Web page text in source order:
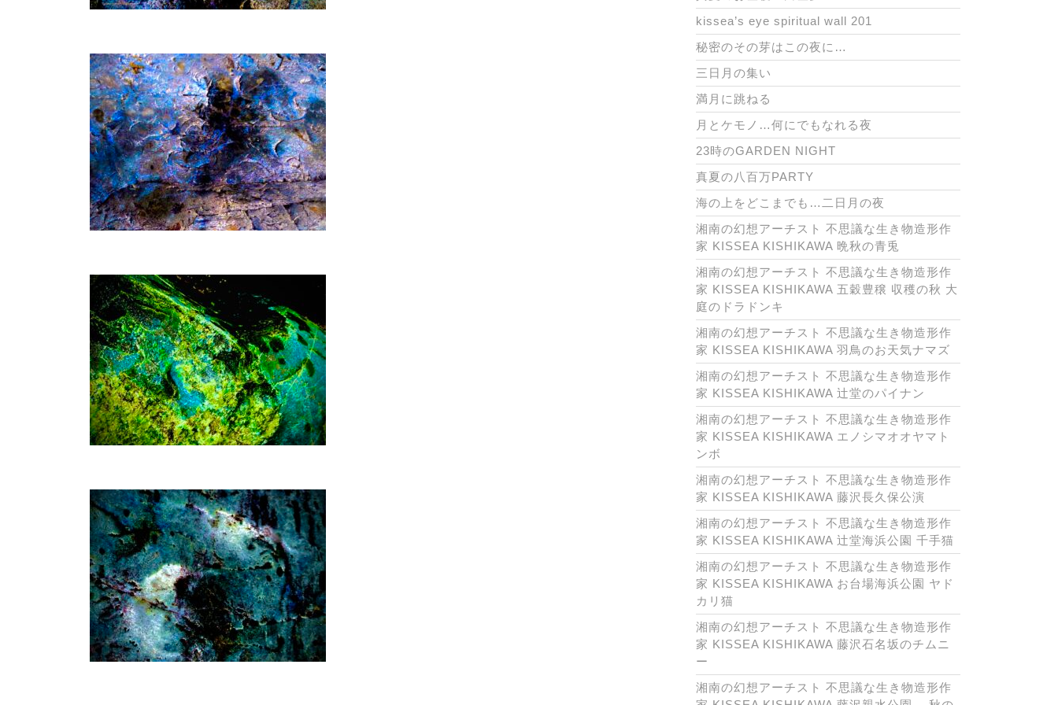
kissea’s eye spiritual wall 201
秘密のその芽はこの夜に…
三日月の集い
満月に跳ねる
月とケモノ…何にでもなれる夜
23時のGARDEN NIGHT
真夏の八百万PARTY
海の上をどこまでも…二日月の夜
湘南の幻想アーチスト 不思議な生き物造形作
家 KISSEA KISHIKAWA 晩秋の青兎
湘南の幻想アーチスト 不思議な生き物造形作
家 KISSEA KISHIKAWA 五穀豊穣 収穫の秋 大
庭のドラドンキ
湘南の幻想アーチスト 不思議な生き物造形作
家 KISSEA KISHIKAWA 羽鳥のお天気ナマズ
湘南の幻想アーチスト 不思議な生き物造形作
家 KISSEA KISHIKAWA 辻堂のパイナン
湘南の幻想アーチスト 不思議な生き物造形作
家 KISSEA KISHIKAWA エノシマオオヤマト
ンボ
湘南の幻想アーチスト 不思議な生き物造形作
家 KISSEA KISHIKAWA 藤沢長久保公演
湘南の幻想アーチスト 不思議な生き物造形作
家 KISSEA KISHIKAWA 辻堂海浜公園 千手猫
湘南の幻想アーチスト 不思議な生き物造形作
家 KISSEA KISHIKAWA お台場海浜公園 ヤド
カリ猫
湘南の幻想アーチスト 不思議な生き物造形作
家 KISSEA KISHIKAWA 藤沢石名坂のチムニ
ー
湘南の幻想アーチスト 不思議な生き物造形作